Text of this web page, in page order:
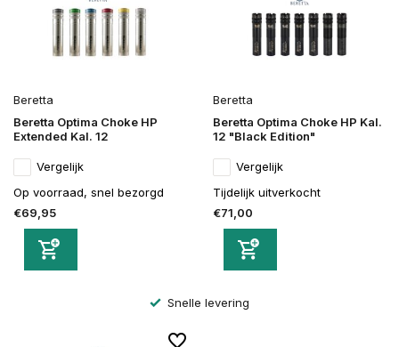
Beretta
Beretta Optima Choke HP
Extended Kal. 12
Vergelijk
Op voorraad, snel bezorgd
€69,95
Beretta
Beretta Optima Choke HP Kal.
12 "Black Edition"
Vergelijk
Tijdelijk uitverkocht
€71,00
Snelle levering